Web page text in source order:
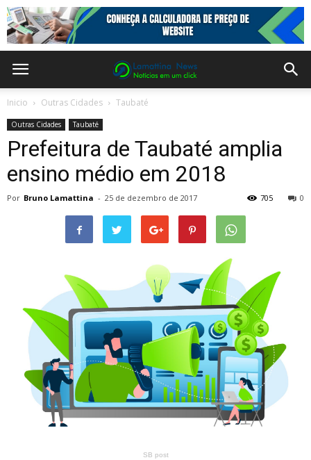
Inicio Outras Cidades Taubaté
Outras Cidades Taubaté
Prefeitura de Taubaté amplia
ensino médio em 2018
Por Bruno Lamattina - 25 de dezembro de 2017 0
705
SB post